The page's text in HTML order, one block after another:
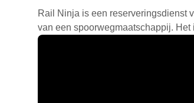
Rail Ninja is een reserveringsdienst
van een spoorwegmaatschappij.